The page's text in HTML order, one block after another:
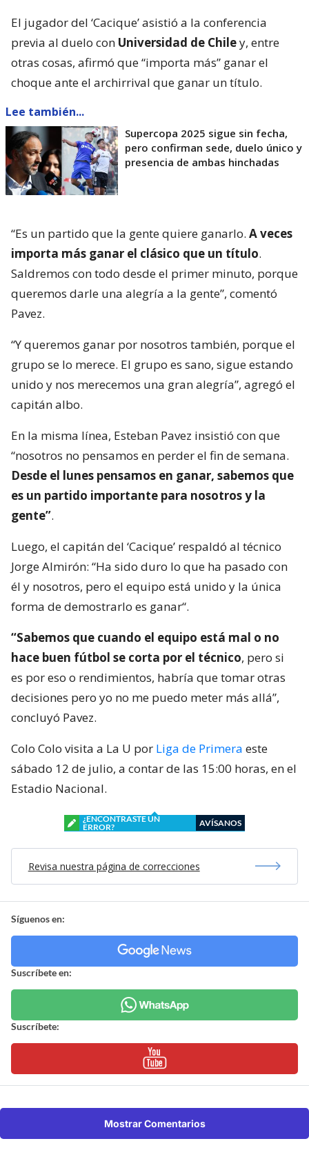
El jugador del ‘Cacique’ asistió a la conferencia
previa al duelo con Universidad de Chiley, entre
otras cosas, afirmó que “importa más” ganar el
choque ante el archirrival que ganar un título.
Lee también...
Supercopa 2025 sigue sin fecha,
pero confirman sede, duelo único y
presencia de ambas hinchadas
“Es un partido que la gente quiere ganarlo. A veces
importa más ganar el clásico que un título.
Saldremos con todo desde el primer minuto, porque
queremos darle una alegría a la gente”, comentó
Pavez.
“Y queremos ganar por nosotros también, porque el
grupo se lo merece. El grupo es sano, sigue estando
unido y nos merecemos una gran alegría”, agregó el
capitán albo.
En la misma línea, Esteban Pavez insistió con que
“nosotros no pensamos en perder el fin de semana.
Desde el lunes pensamos en ganar, sabemos que
es un partido importante para nosotros y la
gente”.
Luego, el capitán del ‘Cacique’ respaldó al técnico
Jorge Almirón: “Ha sido duro lo que ha pasado con
él y nosotros, pero el equipo está unido y la única
forma de demostrarlo es ganar“.
“Sabemos que cuando el equipo está mal o no
hace buen fútbol se corta por el técnico, pero si
es por eso o rendimientos, habría que tomar otras
decisiones pero yo no me puedo meter más allá”,
concluyó Pavez.
Colo Colo visita a La U por Liga de Primera este
sábado 12 de julio, a contar de las 15:00 horas, en el
Estadio Nacional.
¿ENCONTRASTE UN
ERROR?
AVÍSANOS
Revisa nuestra página de correcciones
Síguenos en:
Suscríbete en:
Suscríbete:
Mostrar Comentarios